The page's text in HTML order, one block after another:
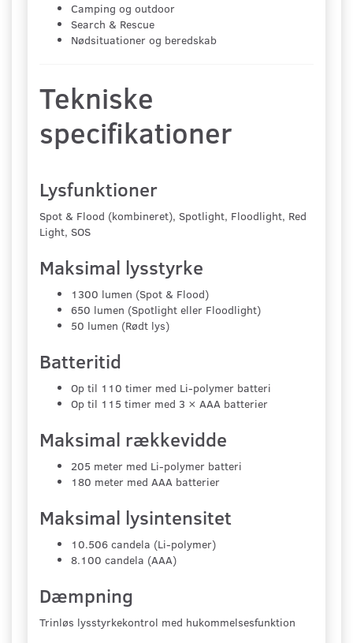
Camping og outdoor
Search & Rescue
Nødsituationer og beredskab
Tekniske
specifikationer
Lysfunktioner
Spot & Flood (kombineret), Spotlight, Floodlight, Red
Light, SOS
Maksimal lysstyrke
1300 lumen (Spot & Flood)
650 lumen (Spotlight eller Floodlight)
50 lumen (Rødt lys)
Batteritid
Op til 110 timer med Li-polymer batteri
Op til 115 timer med 3 × AAA batterier
Maksimal rækkevidde
205 meter med Li-polymer batteri
180 meter med AAA batterier
Maksimal lysintensitet
10.506 candela (Li-polymer)
8.100 candela (AAA)
Dæmpning
Trinløs lysstyrkekontrol med hukommelsesfunktion